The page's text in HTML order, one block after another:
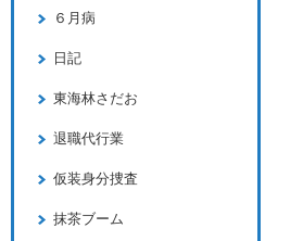
６月病
日記
東海林さだお
退職代行業
仮装身分捜査
抹茶ブーム